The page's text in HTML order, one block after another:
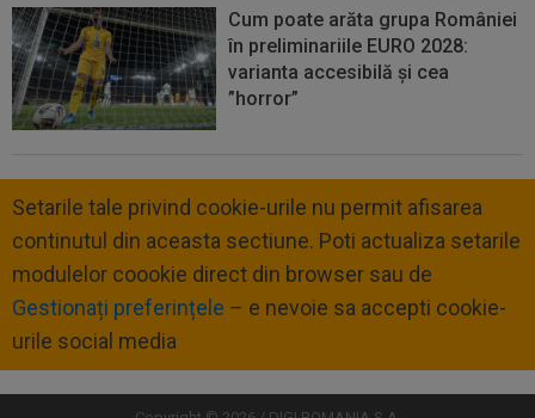
Cum poate arăta grupa României
în preliminariile EURO 2028:
varianta accesibilă și cea
”horror”
Setarile tale privind cookie-urile nu permit afisarea
continutul din aceasta sectiune. Poti actualiza setarile
modulelor coookie direct din browser sau de
Gestionați preferințele – e nevoie sa accepti cookie-
urile social media